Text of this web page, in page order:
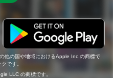
他の国や地域におけるApple Inc.の商標で
です。
LLC の商標です。